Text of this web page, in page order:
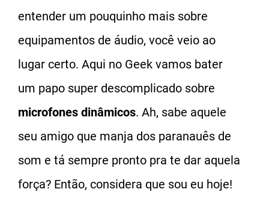
entender um pouquinho mais sobre
equipamentos de áudio, você veio ao
lugar certo. Aqui no Geek vamos bater
um papo super descomplicado sobre
microfones dinâmicos. Ah, sabe aquele
seu amigo que manja dos paranauês de
som e tá sempre pronto pra te dar aquela
força? Então, considera que sou eu hoje!